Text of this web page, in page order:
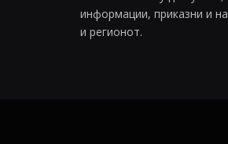
информации, приказни и
и регионот.